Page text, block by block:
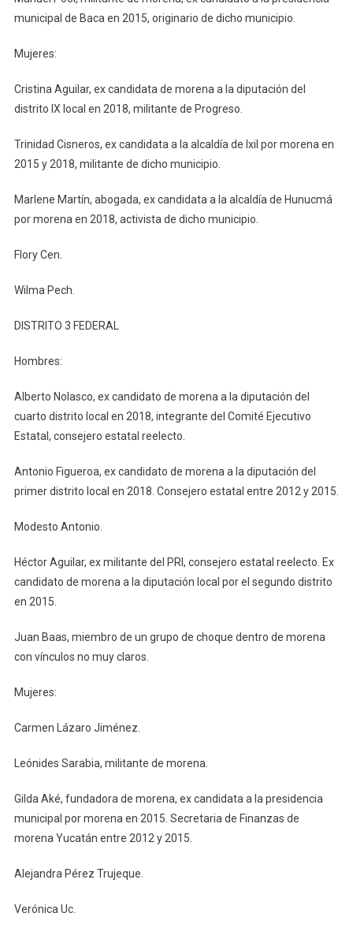
municipal de Baca en 2015, originario de dicho municipio.
Mujeres:
Cristina Aguilar, ex candidata de morena a la diputación del
distrito IX local en 2018, militante de Progreso.
Trinidad Cisneros, ex candidata a la alcaldía de Ixil por morena en
2015 y 2018, militante de dicho municipio.
Marlene Martín, abogada, ex candidata a la alcaldía de Hunucmá
por morena en 2018, activista de dicho municipio.
Flory Cen.
Wilma Pech.
DISTRITO 3 FEDERAL
Hombres:
Alberto Nolasco, ex candidato de morena a la diputación del
cuarto distrito local en 2018, integrante del Comité Ejecutivo
Estatal, consejero estatal reelecto.
Antonio Figueroa, ex candidato de morena a la diputación del
primer distrito local en 2018. Consejero estatal entre 2012 y 2015.
Modesto Antonio.
Héctor Aguilar, ex militante del PRI, consejero estatal reelecto. Ex
candidato de morena a la diputación local por el segundo distrito
en 2015.
Juan Baas, miembro de un grupo de choque dentro de morena
con vínculos no muy claros.
Mujeres:
Carmen Lázaro Jiménez.
Leónides Sarabia, militante de morena.
Gilda Aké, fundadora de morena, ex candidata a la presidencia
municipal por morena en 2015. Secretaria de Finanzas de
morena Yucatán entre 2012 y 2015.
Alejandra Pérez Trujeque.
Verónica Uc.